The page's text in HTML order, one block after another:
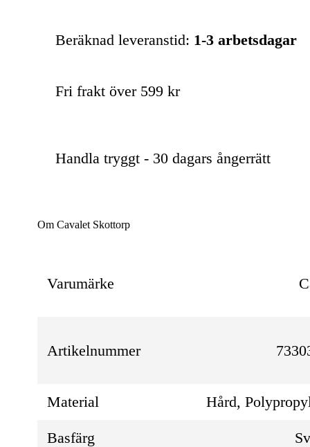
Beräknad leveranstid: 1-3 arbetsdagar
Fri frakt över 599 kr
Handla tryggt - 30 dagars ångerrätt
Om Cavalet Skottorp
Varumärke
Artikelnummer
Material Hård,
Basfärg